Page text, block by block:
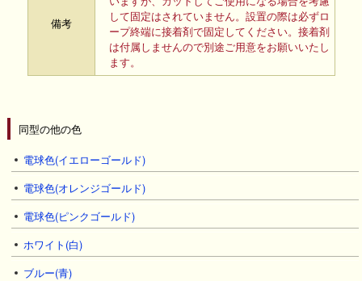
備考
して固定はされていません。設置の際は必ずロ
ープ終端に接着剤で固定してください。接着剤
は付属しませんので別途ご用意をお願いいたし
ます。
同型の他の色
電球色(イエローゴールド)
電球色(オレンジゴールド)
電球色(ピンクゴールド)
ホワイト(白)
ブルー(青)